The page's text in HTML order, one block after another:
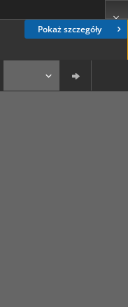
Pokaż szczegóły